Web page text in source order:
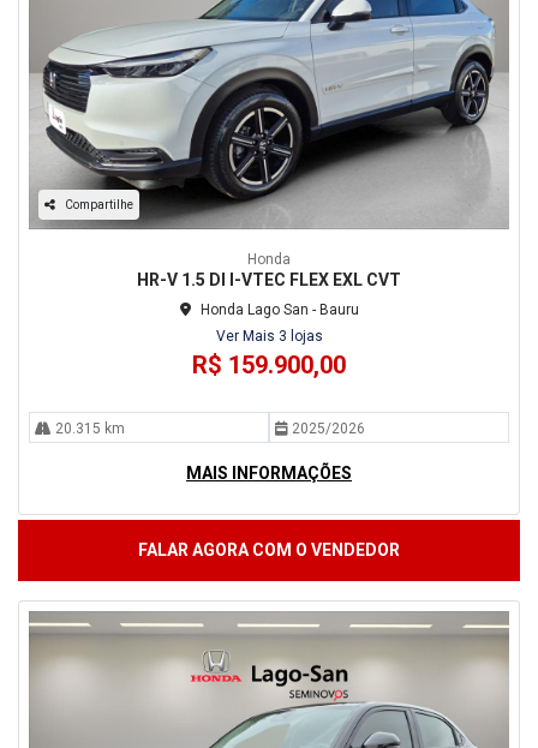
Compartilhe
Honda
HR-V 1.5 DI I-VTEC FLEX EXL CVT
Honda Lago San - Bauru
Ver Mais 3 lojas
R$ 159.900,00
20.315 km 2025/2026
MAIS INFORMAÇÕES
FALAR AGORA COM O VENDEDOR